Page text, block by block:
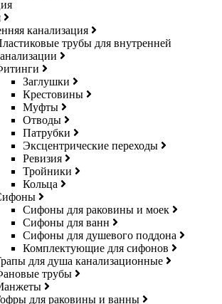
канализация
трубы для внутренней
Заглушки
Крестовины
Муфты
Отводы
Патрубки
Эксцентрические переходы
Ревизия
Тройники
Кольца
Сифоны для раковины и моек
Сифоны для ванн
Сифоны для душевого поддона
Комплектующие для сифонов
для душа канализационные
трубы
для раковины и ванны